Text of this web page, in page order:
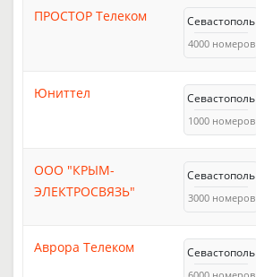
ПРОСТОР Телеком Севастополь
4000 номеров
Юниттел Севастополь
1000 номеров
ООО "КРЫМ-
ЭЛЕКТРОСВЯЗЬ"
Севастополь
3000 номеров
Аврора Телеком Севастополь